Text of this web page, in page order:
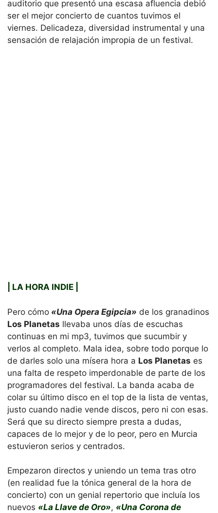
auditorio que presentó una escasa afluencia debió
ser el mejor concierto de cuantos tuvimos el
viernes. Delicadeza, diversidad instrumental y una
sensación de relajación impropia de un festival.
| LA HORA INDIE |
Pero cómo «Una Opera Egipcia» de los granadinos
Los Planetas llevaba unos días de escuchas
continuas en mi mp3, tuvimos que sucumbir y
verlos al completo. Mala idea, sobre todo porque lo
de darles solo una mísera hora a Los Planetas es
una falta de respeto imperdonable de parte de los
programadores del festival. La banda acaba de
colar su último disco en el top de la lista de ventas,
justo cuando nadie vende discos, pero ni con esas.
Será que su directo siempre presta a dudas,
capaces de lo mejor y de lo peor, pero en Murcia
estuvieron serios y centrados.
Empezaron directos y uniendo un tema tras otro
(en realidad fue la tónica general de la hora de
concierto) con un genial repertorio que incluía los
nuevos «La Llave de Oro», «Una Corona de